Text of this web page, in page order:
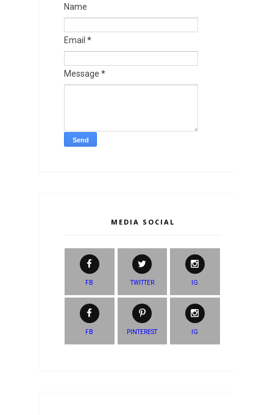
Name
Email *
Message *
MEDIA SOCIAL
FB TWITTER IG
FB PINTEREST IG